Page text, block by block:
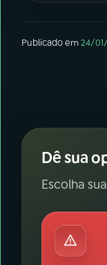
Publicado em24/
Dê sua
Escolha